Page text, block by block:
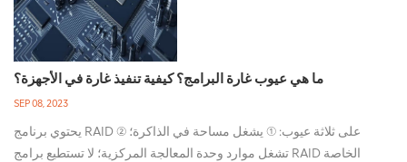
ما هي عيوب غارة البرامج؟ كيفية تنفيذ غارة في الأجهزة؟
SEP 08, 2023
يحتوي برنامج RAID على ثلاثة عيوب: ① يشغل مساحة في الذاكرة؛ ②
تشغل موارد وحدة المعالجة المركزية؛ لا تستطيع برامج RAID الخاصة